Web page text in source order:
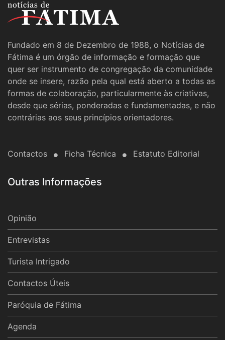
Fundado em 8 de Dezembro de 1988, o Notícias de
Fátima é um órgão de informação e formação que
quer ser instrumento de congregação da comunidade
onde se insere, razão pela qual está aberto a todas as
formas de colaboração, particularmente às criativas,
desde que sérias, ponderadas e fundamentadas, e não
contrárias aos seus princípios orientadores.
Contactos Ficha Técnica Estatuto Editorial
Outras Informações
Opinião
Entrevistas
Turista Intrigado
Contactos Úteis
Paróquia de Fátima
Agenda